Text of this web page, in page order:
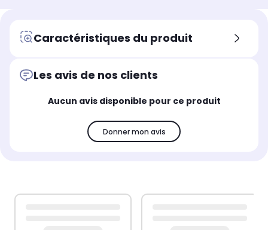
Caractéristiques du produit
Les avis de nos clients
Aucun avis disponible pour ce produit
Donner mon avis